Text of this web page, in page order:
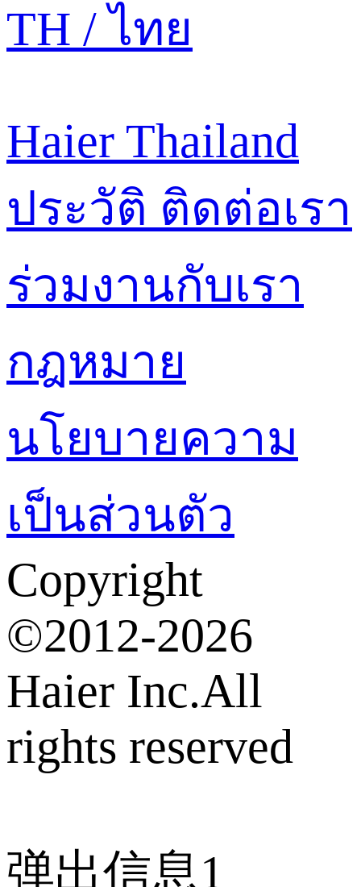
TH / ไทย
Haier Thailand
ประวัติ ติดต่อเรา
ร่วมงานกับเรา
กฎหมาย
นโยบายความ
เป็นส่วนตัว
Copyright
©2012-2026
Haier Inc.All
rights reserved
弹出信息1